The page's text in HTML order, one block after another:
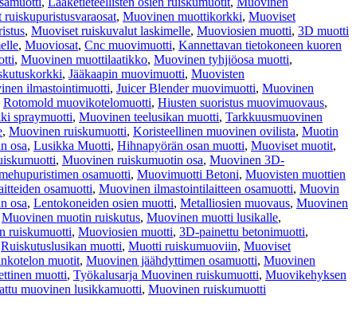
, Muovinen muottikorkki, Muoviset
, Muoviset ruiskuvalut laskimelle, Muoviosien muotti, 3D muotti
, Muoviosat, Cnc muovimuotti, Kannettavan tietokoneen kuoren
, Muovinen muottilaatikko, Muovinen tyhjiöosa muotti,
, Jääkaapin muovimuotti, Muovisten
ilmastointimuotti, Juicer Blender muovimuotti, Muovinen
Rotomold muovikotelomuotti, Hiusten suoristus muovimuovaus,
spraymuotti, Muovinen teelusikan muotti, Tarkkuusmuovinen
, Muovinen ruiskumuotti, Koristeellinen muovinen ovilista, Muotin
osa, Lusikka Muotti, Hihnapyörän osan muotti, Muoviset muotit,
, Muovinen ruiskumuotin osa, Muovinen 3D-
osamuotti, Muovimuotti Betoni, Muovisten muottien
osamuotti, Muovinen ilmastointilaitteen osamuotti, Muovin
osa, Lentokoneiden osien muotti, Metalliosien muovaus, Muovinen
Muovinen muotin ruiskutus, Muovinen muotti lusikalle,
ruiskumuotti, Muoviosien muotti, 3D-painettu betonimuotti,
Ruiskutuslusikan muotti, Muotti ruiskumuoviin, Muoviset
muotit, Muovinen jäähdyttimen osamuotti, Muovinen
muotti, Työkalusarja Muovinen ruiskumuotti, Muovikehyksen
muovinen lusikkamuotti, Muovinen ruiskumuotti